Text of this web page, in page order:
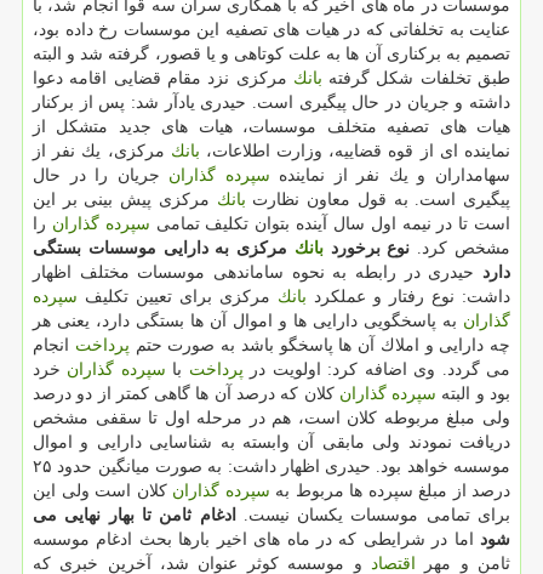
موسسات در ماه های اخیر كه با همكاری سران سه قوا انجام شد، با
عنایت به تخلفاتی كه در هیات های تصفیه این موسسات رخ داده بود،
تصمیم به بركناری آن ها به علت كوتاهی و یا قصور، گرفته شد و البته
طبق تخلفات شكل گرفته بانك مركزی نزد مقام قضایی اقامه دعوا
داشته و جریان در حال پیگیری است. حیدری یادآر شد: پس از بركنار
هیات های تصفیه متخلف موسسات، هیات های جدید متشكل از
نماینده ای از قوه قضاییه، وزارت اطلاعات، بانك مركزی، یك نفر از
سهامداران و یك نفر از نماینده سپرده گذاران جریان را در حال
پیگیری است. به قول معاون نظارت بانك مركزی پیش بینی بر این
است تا در نیمه اول سال آینده بتوان تكلیف تمامی سپرده گذاران را
مشخص كرد. نوع برخوردبانك مركزی به دارایی موسسات بستگی
دارد حیدری در رابطه به نحوه ساماندهی موسسات مختلف اظهار
داشت: نوع رفتار و عملكرد بانك مركزی برای تعیین تكلیف سپرده
گذاران به پاسخگویی دارایی ها و اموال آن ها بستگی دارد، یعنی هر
چه دارایی و املاك آن ها پاسخگو باشد به صورت حتم پرداخت انجام
می گردد. وی اضافه كرد: اولویت در پرداخت با سپرده گذاران خرد
بود و البته سپرده گذاران كلان كه درصد آن ها گاهی كمتر از دو درصد
ولی مبلغ مربوطه كلان است، هم در مرحله اول تا سقفی مشخص
دریافت نمودند ولی مابقی آن وابسته به شناسایی دارایی و اموال
موسسه خواهد بود. حیدری اظهار داشت: به صورت میانگین حدود ۲۵
درصد از مبلغ سپرده ها مربوط به سپرده گذاران كلان است ولی این
برای تمامی موسسات یكسان نیست.
ادغام ثامن تا بهار نهایی می
شود اما در شرایطی كه در ماه های اخیر بارها بحث ادغام موسسه
ثامن و مهر اقتصاد
و موسسه كوثر عنوان شد، آخرین خبری كه